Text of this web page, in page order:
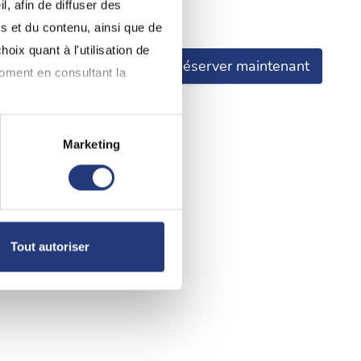
afin de diffuser des
et du contenu, ainsi que de
quant à l'utilisation de
en consultant la
mètres près
(empreintes
Marketing
Tout autoriser
Réserver maintenant